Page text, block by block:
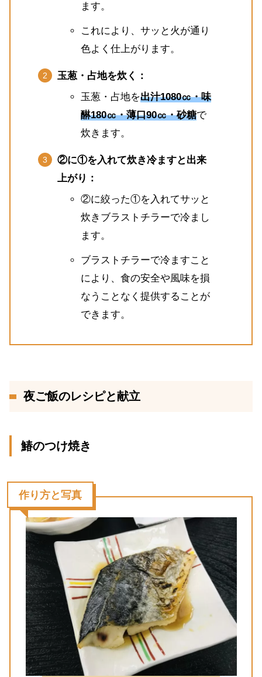
ます。
これにより、サッと火が通り
色よく仕上がります。
玉葱・占地を炊く：
玉葱・占地を出汁1080㏄・味
醂180㏄・薄口90㏄・砂糖で
炊きます。
②に①を入れて炊き冷ますと出来
上がり：
②に絞った①を入れてサッと
炊きブラストチラーで冷まし
ます。
ブラストチラーで冷ますこと
により、食の安全や風味を損
なうことなく提供することが
できます。
夜ご飯のレシピと献立
鰆のつけ焼き
作り方と写真